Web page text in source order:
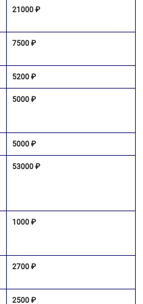
21000 ₽
7500 ₽
5200 ₽
5000 ₽
5000 ₽
53000 ₽
1000 ₽
2700 ₽
2500 ₽